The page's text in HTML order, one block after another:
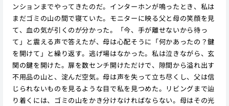
ンションまでやってきたのだ。インターホンが鳴ったとき、私は
まだゴミの山の間で寝ていた。モニターに映る父と母の笑顔を見
て、血の気が引くのが分かった。「今、手が離せないから待っ
て」と震える声で答えたが、母は心配そうに「何かあったの？鍵
を開けて」と繰り返す。逃げ場はなかった。私は泣きながら、玄
関の鍵を開けた。扉を数センチ開けただけで、隙間から溢れ出す
不用品の山と、淀んだ空気。母は声を失って立ち尽くし、父は信
じられないものを見るような目で私を見つめた。リビングまで辿
り着くには、ゴミの山をかき分けなければならない。母はその光